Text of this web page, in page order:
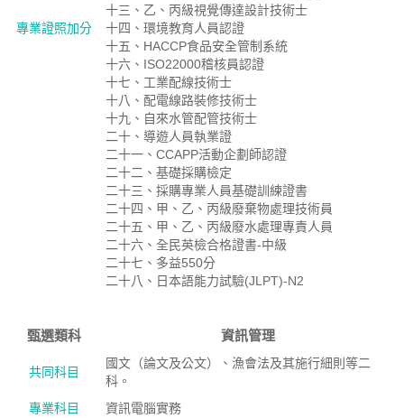
專業證照加分
十三、乙、丙級視覺傳達設計技術士
十四、環境教育人員認證
十五、HACCP食品安全管制系統
十六、ISO22000稽核員認證
十七、工業配線技術士
十八、配電線路裝修技術士
十九、自來水管配管技術士
二十、導遊人員執業證
二十一、CCAPP活動企劃師認證
二十二、基礎採購檢定
二十三、採購專業人員基礎訓練證書
二十四、甲、乙、丙級廢棄物處理技術員
二十五、甲、乙、丙級廢水處理專責人員
二十六、全民英檢合格證書-中級
二十七、多益550分
二十八、日本語能力試驗(JLPT)-N2
甄選類科 資訊管理
共同科目
國文（論文及公文）、漁會法及其施行細則等二
科。
專業科目
資訊電腦實務